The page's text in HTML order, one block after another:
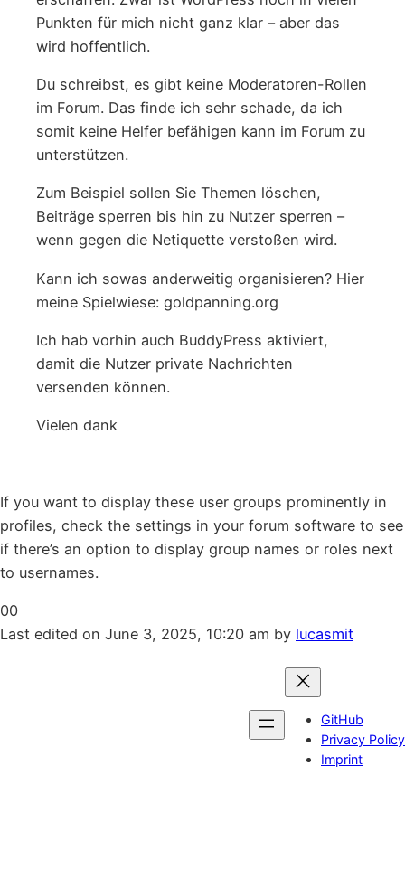
Punkten für mich nicht ganz klar – aber das
wird hoffentlich.
Du schreibst, es gibt keine Moderatoren-Rollen
im Forum. Das finde ich sehr schade, da ich
somit keine Helfer befähigen kann im Forum zu
unterstützen.
Zum Beispiel sollen Sie Themen löschen,
Beiträge sperren bis hin zu Nutzer sperren –
wenn gegen die Netiquette verstoßen wird.
Kann ich sowas anderweitig organisieren? Hier
meine Spielwiese: goldpanning.org
Ich hab vorhin auch BuddyPress aktiviert,
damit die Nutzer private Nachrichten
versenden können.
Vielen dank
If you want to display these user groups prominently in
profiles, check the settings in your forum software to see
if there’s an option to display group names or roles next
to usernames.
Click
for
0Click
for
0
Last edited on June 3, 2025, 10:20 am by lucasmit
GitHub
Privacy Policy
Imprint